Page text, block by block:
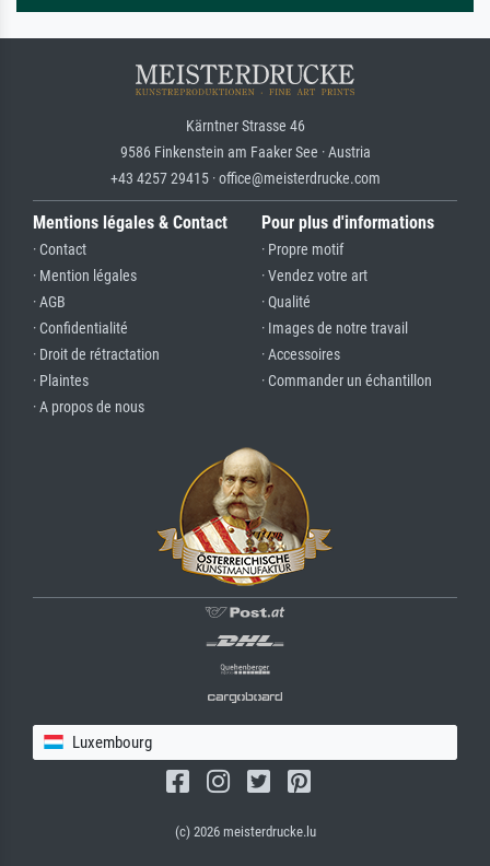
Kärntner Strasse 46
9586 Finkenstein am Faaker See · Austria
+43 4257 29415 · office@meisterdrucke.com
Mentions légales & Contact
· Contact
· Mention légales
· AGB
· Confidentialité
· Droit de rétractation
· Plaintes
· A propos de nous
Pour plus d'informations
· Propre motif
· Vendez votre art
· Qualité
· Images de notre travail
· Accessoires
· Commander un échantillon
Luxembourg
(c) 2026 meisterdrucke.lu